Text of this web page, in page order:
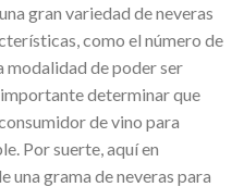
gran variedad de neveras
como el número de
modalidad de poder ser
determinar que
de vino para
Por suerte, aquí en
una grama de neveras para